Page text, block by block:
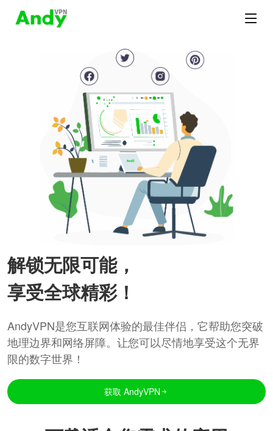
解锁无限可能，
享受全球精彩！
AndyVPN是您互联网体验的最佳伴侣，它帮助您突破
地理边界和网络屏障。让您可以尽情地享受这个无界
限的数字世界！
获取 AndyVPN